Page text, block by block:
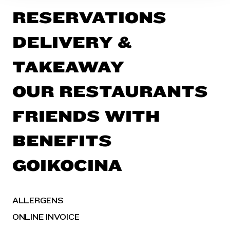
RESERVATIONS
DELIVERY &
TAKEAWAY
OUR RESTAURANTS
FRIENDS WITH
BENEFITS
GOIKOCINA
ALLERGENS
ONLINE INVOICE